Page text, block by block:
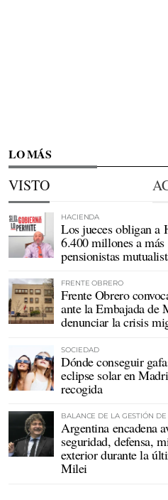
LO MÁS
VISTO
HACIENDA
Los jueces obligan a
6.400 millones a
pensionistas
FRENTE OBRERO
Frente Obrero
ante la Embajada de
denunciar la crisis
SOCIEDAD
Dónde conseguir
eclipse solar en
recogida
BALANCE DE LA GESTIÓN
Argentina encadena
seguridad, defensa,
exterior durante la
Milei